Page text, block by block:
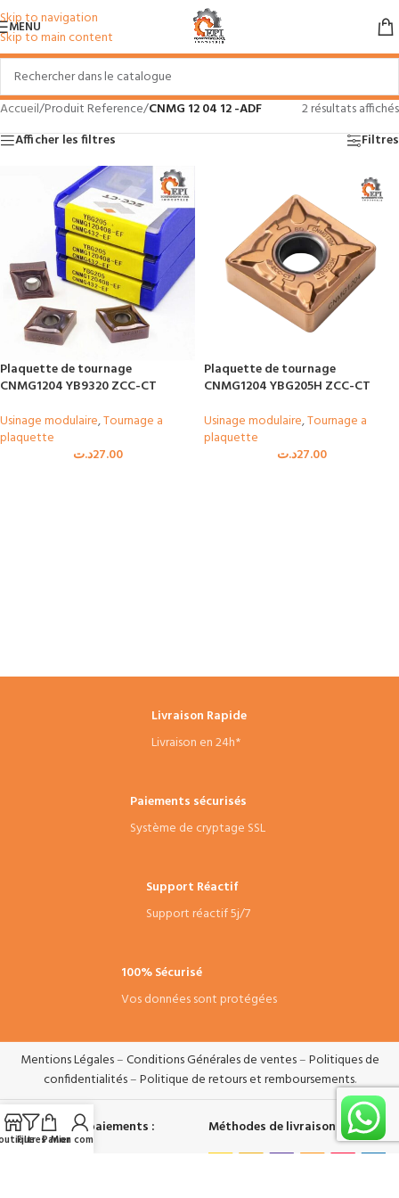
Skip to navigation
Skip to main content
MENU
Accueil/Produit Reference/CNMG 12 04 12 -ADF
2 résultats affichés
Afficher les filtres
Filtres
Plaquette de tournage
CNMG1204 YB9320 ZCC-CT
Usinage modulaire,Tournage a
plaquette
27.00د.ت
Plaquette de tournage
CNMG1204 YBG205H ZCC-CT
Usinage modulaire,Tournage a
plaquette
27.00د.ت
Livraison Rapide
Livraison en 24h*
Paiements sécurisés
Système de cryptage SSL
Support Réactif
Support réactif 5j/7
100% Sécurisé
Vos données sont protégées
Mentions Légales–Conditions Générales de ventes–Politiques de
confidentialités–Politique de retours et remboursements.
Systèmes de paiements : Méthodes de livraisons :
FiltresPanier
Mon compte